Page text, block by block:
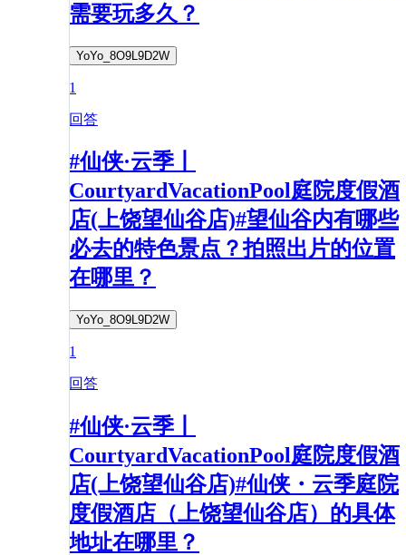
需要玩多久？​
YoYo_8O9L9D2W
1
回答
#仙侠·云季丨
CourtyardVacationPool庭院度假酒
店(上饶望仙谷店)#望仙谷内有哪些
必去的特色景点？拍照出片的位置
在哪里？​
YoYo_8O9L9D2W
1
回答
#仙侠·云季丨
CourtyardVacationPool庭院度假酒
店(上饶望仙谷店)#仙侠・云季庭院
度假酒店（上饶望仙谷店）的具体
地址在哪里？